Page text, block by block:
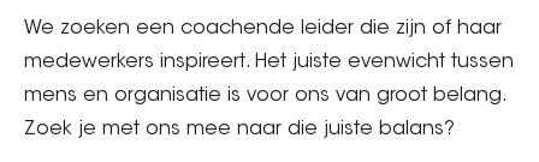
We zoeken een coachende leider die zijn of haar
medewerkers inspireert. Het juiste evenwicht tussen
mens en organisatie is voor ons van groot belang.
Zoek je met ons mee naar die juiste balans?